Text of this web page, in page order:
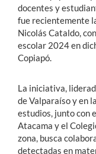
docentes y
fue recientemente
Nicolás Cataldo,
escolar 2024 en
Copiapó.
La iniciativa,
de Valparaíso y en
estudios, junto con
Atacama y el
zona, busca
detectadas en